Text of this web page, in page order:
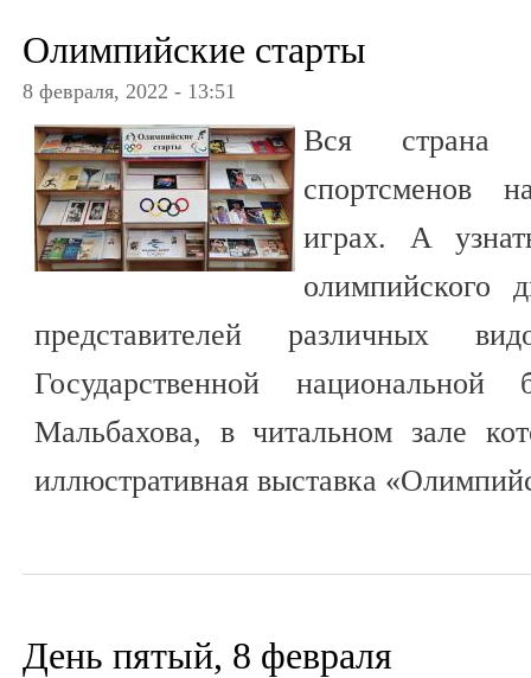
Олимпийские старты
8 февраля, 2022 - 13:51
Вся страна
спортсменов
играх. А
олимпийского
представителей различных
Государственной
Мальбахова, в читальном зале
иллюстративная выставка
День пятый, 8 февраля